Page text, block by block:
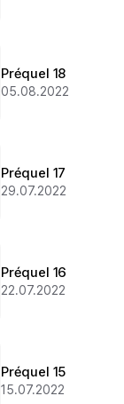
Préquel 18
05.08.2022
Préquel 17
29.07.2022
Préquel 16
22.07.2022
Préquel 15
15.07.2022